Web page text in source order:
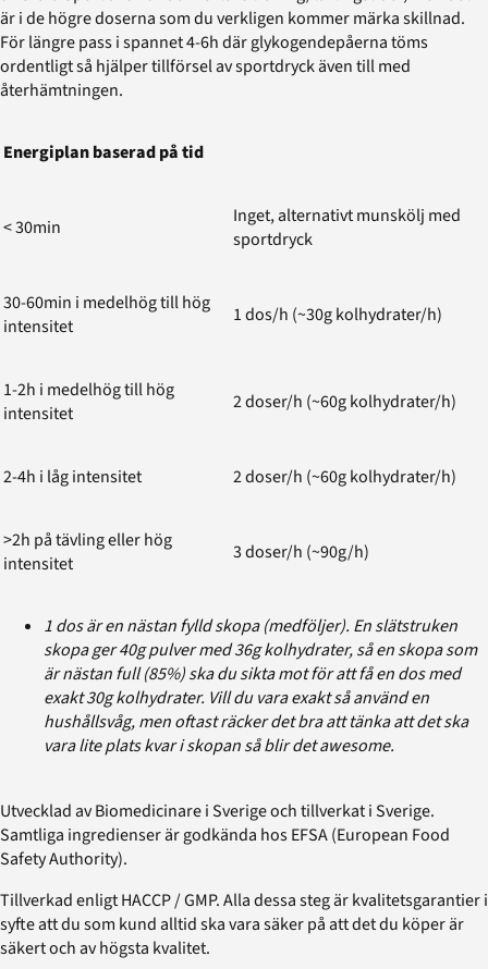
är i de högre doserna som du verkligen kommer märka skillnad.
För längre pass i spannet 4-6h där glykogendepåerna töms
ordentligt så hjälper tillförsel av sportdryck även till med
återhämtningen.
Energiplan baserad på tid
< 30min
Inget, alternativt munskölj med
sportdryck
30-60min i medelhög till hög
intensitet
1 dos/h (~30g kolhydrater/h)
1-2h i medelhög till hög
intensitet
2 doser/h (~60g kolhydrater/h)
2-4h i låg intensitet 2 doser/h (~60g kolhydrater/h)
>2h på tävling eller hög
intensitet
3 doser/h (~90g/h)
1 dos är en nästan fylld skopa (medföljer). En slätstruken
skopa ger 40g pulver med 36g kolhydrater, så en skopa som
är nästan full (85%) ska du sikta mot för att få en dos med
exakt 30g kolhydrater. Vill du vara exakt så använd en
hushållsvåg, men oftast räcker det bra att tänka att det ska
vara lite plats kvar i skopan så blir det awesome.
Utvecklad av Biomedicinare i Sverige och tillverkat i Sverige.
Samtliga ingredienser är godkända hos EFSA (European Food
Safety Authority).
Tillverkad enligt HACCP / GMP. Alla dessa steg är kvalitetsgarantier i
syfte att du som kund alltid ska vara säker på att det du köper är
säkert och av högsta kvalitet.